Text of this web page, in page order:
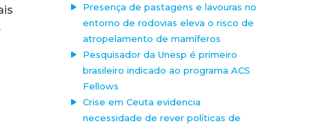
Presença de pastagens e lavouras no
entorno de rodovias eleva o risco de
atropelamento de mamíferos
Pesquisador da Unesp é primeiro
brasileiro indicado ao programa ACS
Fellows
Crise em Ceuta evidencia
necessidade de rever políticas de